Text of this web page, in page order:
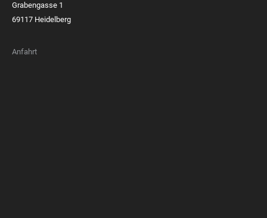
Grabengasse 1
69117 Heidelberg
Anfahrt